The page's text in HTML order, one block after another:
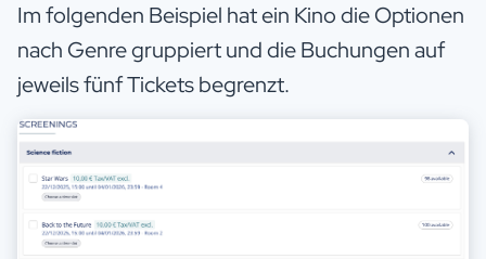
Im folgenden Beispiel hat ein Kino die Optionen
nach Genre gruppiert und die Buchungen auf
jeweils fünf Tickets begrenzt.